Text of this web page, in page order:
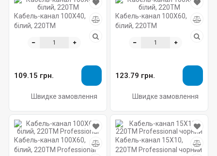
Кабель-канал 100X40,
білий, 220ТМ
109.15 грн.
Швидке замовлення
Кабель-канал 100X60,
білий, 220ТМ
123.79 грн.
Швидке замовлення
Кабель-канал 100X60,
білий, 220ТМ Professional
Кабель-канал 15X10,
220ТМ Professional чорний